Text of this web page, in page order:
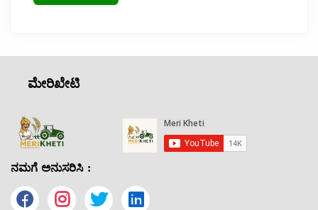
ಮೇರಿಖೇಟಿ
ನಮಗೆ ಅನುಸರಿಸಿ :